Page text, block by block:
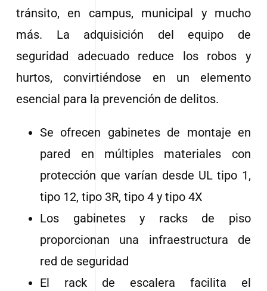
tránsito, en campus, municipal y mucho
más. La adquisición del equipo de
seguridad adecuado reduce los robos y
hurtos, convirtiéndose en un elemento
esencial para la prevención de delitos.
Se ofrecen gabinetes de montaje en
pared en múltiples materiales con
protección que varían desde UL tipo 1,
tipo 12, tipo 3R, tipo 4 y tipo 4X
Los gabinetes y racks de piso
proporcionan una infraestructura de
red de seguridad
El rack de escalera facilita el